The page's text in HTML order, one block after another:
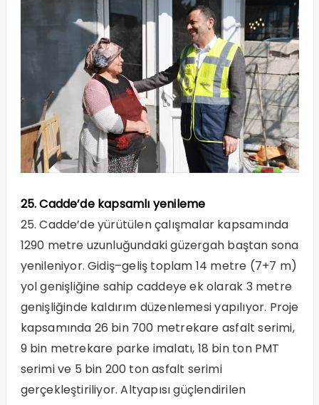
25. Cadde’de kapsamlı yenileme
25. Cadde’de yürütülen çalışmalar kapsamında
1290 metre uzunluğundaki güzergah baştan sona
yenileniyor. Gidiş–geliş toplam 14 metre (7+7 m)
yol genişliğine sahip caddeye ek olarak 3 metre
genişliğinde kaldırım düzenlemesi yapılıyor. Proje
kapsamında 26 bin 700 metrekare asfalt serimi,
9 bin metrekare parke imalatı, 18 bin ton PMT
serimi ve 5 bin 200 ton asfalt serimi
gerçekleştiriliyor. Altyapısı güçlendirilen